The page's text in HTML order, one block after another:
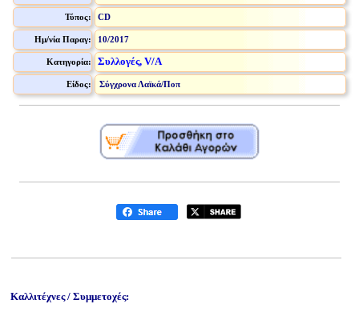
Τύπος: CD
Ημ/νία Παραγ: 10/2017
Κατηγορία: Συλλογές, V/A
Είδος: Σύγχρονα Λαϊκά/Ποπ
Καλλιτέχνες / Συμμετοχές: